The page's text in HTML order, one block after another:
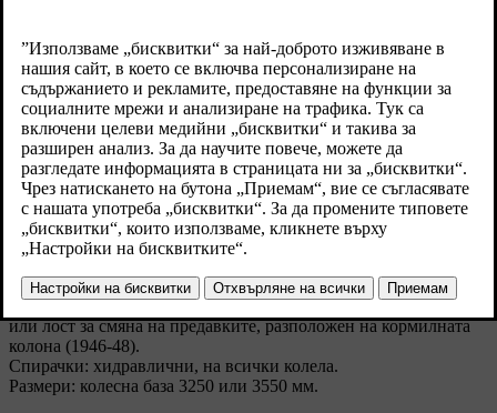
Технически характеристики
Модел: PV801-10
Варианти: PV 800 Chassis, PV 801 (таксиметров автомобил със
стъклена преграда), PV 802 (таксиметров автомобил без
стъклена преграда), PV 810 Chassis, удължен
Произвеждан: PV801-10: 1938 – 1947 г., PV821-4: 1947 – 1948
Брой произведени: PV801-10: 1848, PV821-4: 800
Каросерия: проектирана за таксиметров автомобил или шаси,
предназначено за специални каросерии.
см.; 84,14x110 мм; 84, 86 или 90 к.с.
Трансмисия: 3-степенна, механична, с подов лост (1938-45)
или лост за смяна на предавките, разположен на кормилната
колона (1946-48).
Спирачки: хидравлични, на всички колела.
Размери: колесна база 3250 или 3550 мм.